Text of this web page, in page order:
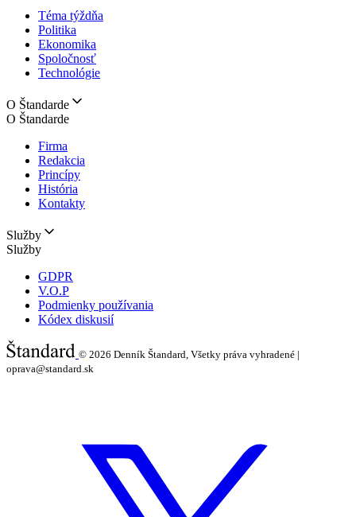
Téma týždňa
Politika
Ekonomika
Spoločnosť
Technológie
O Štandarde
O Štandarde
Firma
Redakcia
Princípy
História
Kontakty
Služby
Služby
GDPR
V.O.P
Podmienky používania
Kódex diskusií
© 2026 Denník Štandard, Všetky práva vyhradené |
oprava@standard.sk